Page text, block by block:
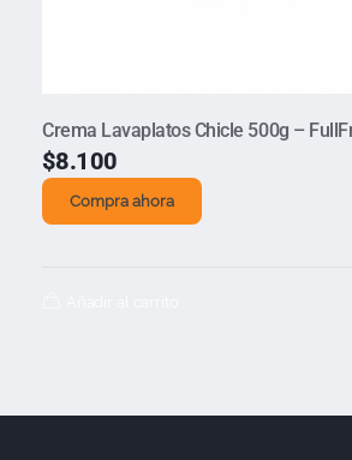
Crema Lavaplatos Chicle 500g –
$8.100
Compra ahora